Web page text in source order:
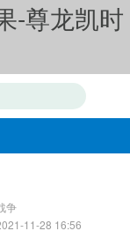
-尊龙凯时
争
11-28 16:56